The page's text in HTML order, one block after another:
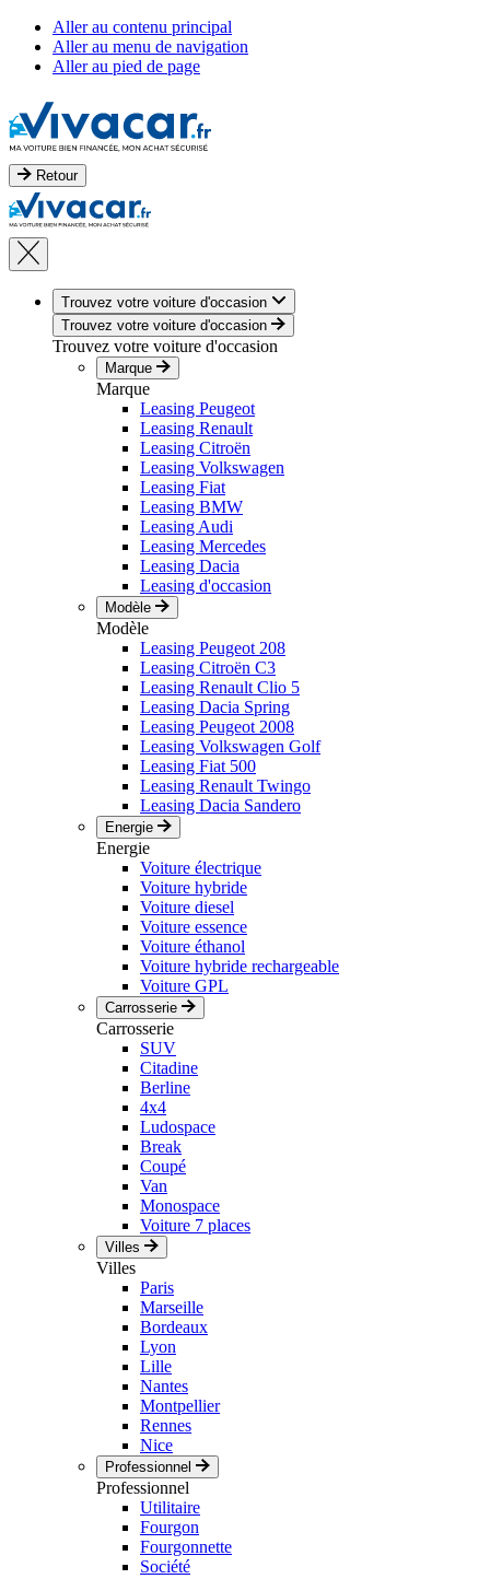
Aller au contenu principal
Aller au menu de navigation
Aller au pied de page
Retour
Trouvez votre voiture d'occasion
Trouvez votre voiture d'occasion
Trouvez votre voiture d'occasion
Marque
Marque
Leasing Peugeot
Leasing Renault
Leasing Citroën
Leasing Volkswagen
Leasing Fiat
Leasing BMW
Leasing Audi
Leasing Mercedes
Leasing Dacia
Leasing d'occasion
Modèle
Modèle
Leasing Peugeot 208
Leasing Citroën C3
Leasing Renault Clio 5
Leasing Dacia Spring
Leasing Peugeot 2008
Leasing Volkswagen Golf
Leasing Fiat 500
Leasing Renault Twingo
Leasing Dacia Sandero
Energie
Energie
Voiture électrique
Voiture hybride
Voiture diesel
Voiture essence
Voiture éthanol
Voiture hybride rechargeable
Voiture GPL
Carrosserie
Carrosserie
SUV
Citadine
Berline
4x4
Ludospace
Break
Coupé
Van
Monospace
Voiture 7 places
Villes
Villes
Paris
Marseille
Bordeaux
Lyon
Lille
Nantes
Montpellier
Rennes
Nice
Professionnel
Professionnel
Utilitaire
Fourgon
Fourgonnette
Société